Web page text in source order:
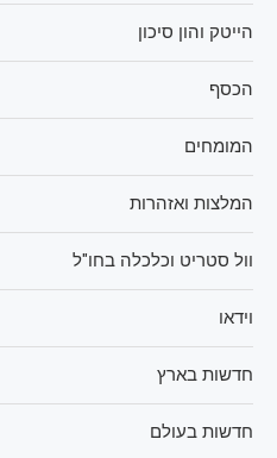
הייטק והון סיכון
הכסף
המומחים
המלצות ואזהרות
וול סטריט וכלכלה בחו"ל
וידאו
חדשות בארץ
חדשות בעולם